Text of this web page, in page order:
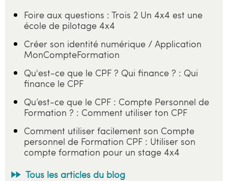
Foire aux questions : Trois 2 Un 4x4 est une
école de pilotage 4x4
Créer son identité numérique / Application
MonCompteFormation
Qu'est-ce que le CPF ? Qui finance ? : Qui
finance le CPF
Qu’est-ce que le CPF : Compte Personnel de
Formation ? : Comment utiliser ton CPF
Comment utiliser facilement son Compte
personnel de Formation CPF : Utiliser son
compte formation pour un stage 4x4
Tous les articles du blog